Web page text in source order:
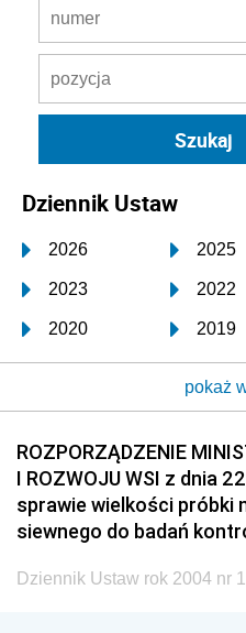
Dziennik Ustaw
2026 2025
2023 2022
2020 2019
2017 2016
2014 2013
2011 2010
2008 2007
2005 2004
pokaż
ROZPORZĄDZENIE
I ROZWOJU WSI z dnia
sprawie wielkości próbki
siewnego do badań
Dziennik Ustaw rok 2004 nr